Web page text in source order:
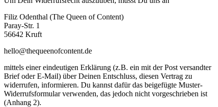
Filiz Odenthal (The Queen of Content)
Paray-Str. 1
56642 Kruft
hello@thequeenofcontent.de
mittels einer eindeutigen Erklärung (z.B. ein mit der Post versandter
Brief oder E-Mail) über Deinen Entschluss, diesen Vertrag zu
widerrufen, informieren. Du kannst dafür das beigefügte Muster-
Widerrufsformular verwenden, das jedoch nicht vorgeschrieben ist
(Anhang 2).